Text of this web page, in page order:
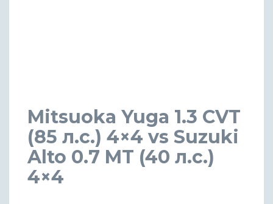
Mitsuoka Yuga 1.3 CVT
(85 л.с.) 4×4 vs Suzuki
Alto 0.7 MT (40 л.с.)
4×4